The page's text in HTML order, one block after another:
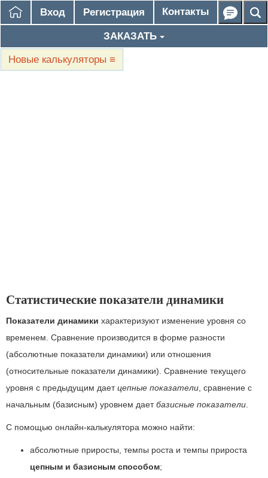
Вход Регистрация Контакты
ЗАКАЗАТЬ
Новые калькуляторы ≡
Статистические показатели динамики
Показатели динамики характеризуют изменение уровня со
временем. Сравнение производится в форме разности
(абсолютные показатели динамики) или отношения
(относительные показатели динамики). Сравнение текущего
уровня с предыдущим даетцепные показатели , сравнение с
начальным (базисным) уровнем даетбазисные показатели
С помощью онлайн-калькулятора можно найти:
абсолютные приросты, темпы роста и темпы прироста
цепным и базисным способом;